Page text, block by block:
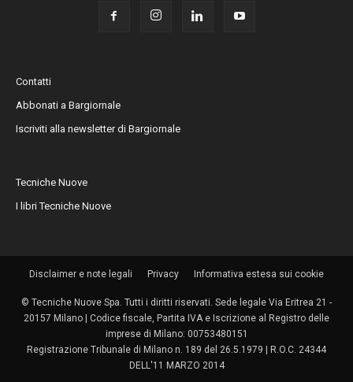
Contatti
Abbonati a Bargiornale
Iscriviti alla newsletter di Bargiornale
Tecniche Nuove
I libri Tecniche Nuove
Disclaimer e note legali Privacy Informativa estesa sui cookie
© Tecniche Nuove Spa. Tutti i diritti riservati. Sede legale Via Eritrea 21 -
20157 Milano | Codice fiscale, Partita IVA e Iscrizione al Registro delle
imprese di Milano: 00753480151
Registrazione Tribunale di Milano n. 189 del 26.5.1979 | R.O.C. 24344
DELL'11 MARZO 2014